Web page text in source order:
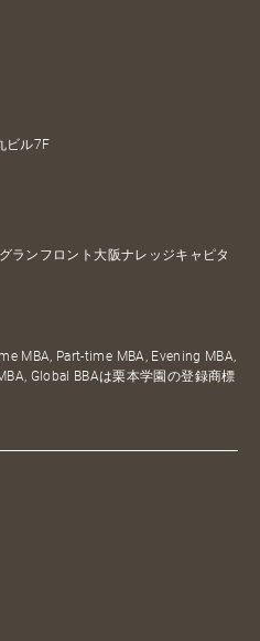
ビル7F
ランフロント大阪ナレッジキャピタ
MBA, Part-time MBA, Evening MBA,
Global BBAは栗本学園の登録商標